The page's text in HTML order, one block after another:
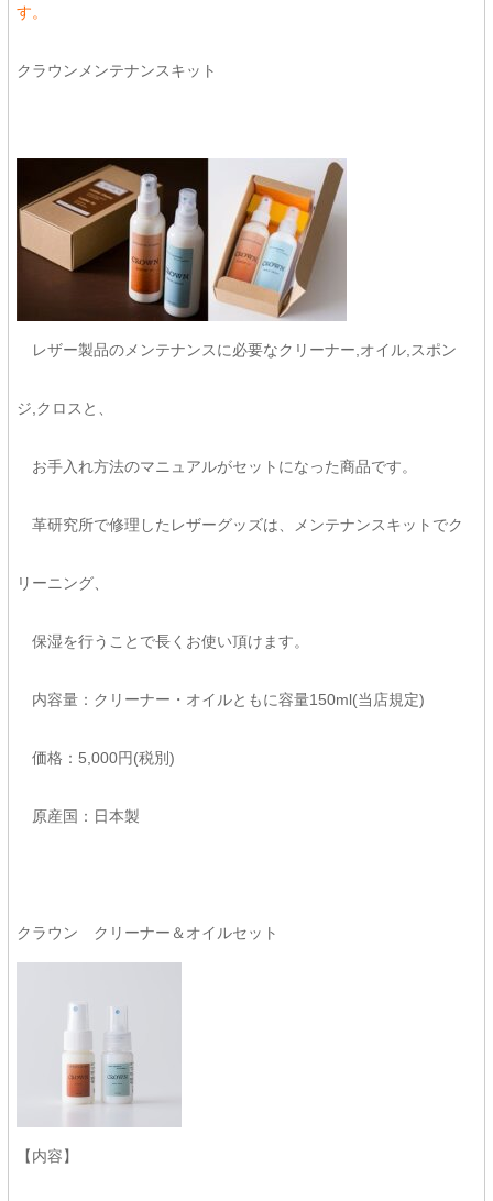
す。
クラウンメンテナンスキット
レザー製品のメンテナンスに必要なクリーナー,オイル,スポン
ジ,クロスと、
お手入れ方法のマニュアルがセットになった商品です。
革研究所で修理したレザーグッズは、メンテナンスキットでク
リーニング、
保湿を行うことで長くお使い頂けます。
内容量：クリーナー・オイルともに容量150ml(当店規定)
価格：5,000円(税別)
原産国：日本製
クラウン クリーナー＆オイルセット
【内容】